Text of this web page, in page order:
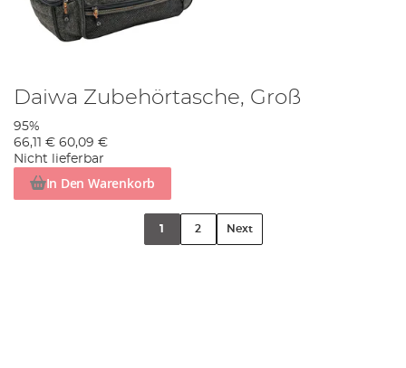
Daiwa Zubehörtasche, Groß
95%
66,11 € 60,09 €
Nicht lieferbar
In Den Warenkorb
1 2 Next